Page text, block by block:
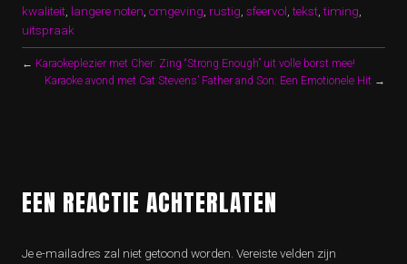
kwaliteit langere noten omgeving rustig sfeervol ,tekst ,timing
uitspraak
← Karaokeplezier met Cher: Zing “Strong Enough” uit volle borst mee!
Karaoke avond met Cat Stevens’ Father and Son: Een Emotionele Hit →
EEN REACTIE ACHTERLATEN
Je e-mailadres zal niet getoond worden. Vereiste velden zijn